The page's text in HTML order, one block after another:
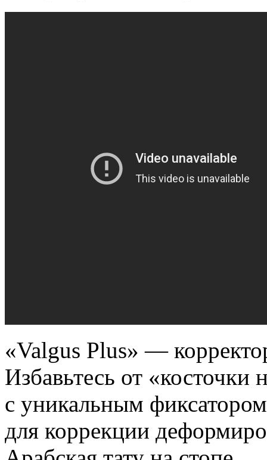
«Valgus Plus» —
Избавьтесь от «косточки
с уникальным фиксатором
для коррекции